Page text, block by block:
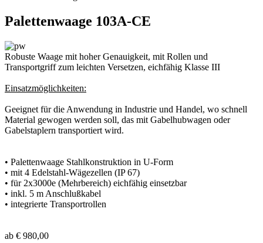
Palettenwaage 103A-CE
Robuste Waage mit hoher Genauigkeit, mit Rollen und
Transportgriff zum leichten Versetzen, eichfähig Klasse III
Einsatzmöglichkeiten:
Geeignet für die Anwendung in Industrie und Handel, wo schnell
Material gewogen werden soll, das mit Gabelhubwagen oder
Gabelstaplern transportiert wird.
• Palettenwaage Stahlkonstruktion in U-Form
• mit 4 Edelstahl-Wägezellen (IP 67)
• für 2x3000e (Mehrbereich) eichfähig einsetzbar
• inkl. 5 m Anschlußkabel
• integrierte Transportrollen
ab € 980,00